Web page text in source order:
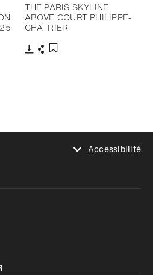
THE PARIS SKYLINE
ABOVE COURT PHILIPPE-
CHATRIER
Accessibilité